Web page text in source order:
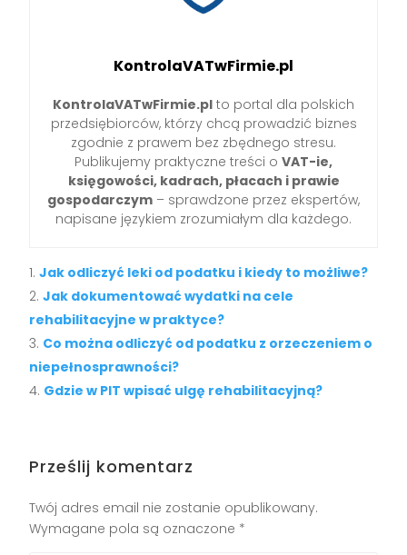
KontrolaVATwFirmie.pl
KontrolaVATwFirmie.pl to portal dla polskich
przedsiębiorców, którzy chcą prowadzić biznes
zgodnie z prawem bez zbędnego stresu.
Publikujemy praktyczne treści o VAT-ie,
księgowości, kadrach, płacach i prawie
gospodarczym – sprawdzone przez ekspertów,
napisane językiem zrozumiałym dla każdego.
Jak odliczyć leki od podatku i kiedy to możliwe?
Jak dokumentować wydatki na cele
rehabilitacyjne w praktyce?
Co można odliczyć od podatku z orzeczeniem o
niepełnosprawności?
Gdzie w PIT wpisać ulgę rehabilitacyjną?
Prześlij komentarz
Twój adres email nie zostanie opublikowany.
Wymagane pola są oznaczone *